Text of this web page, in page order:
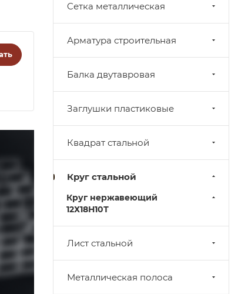
Cетка металлическая
Арматура строительная
Балка двутавровая
Заглушки пластиковые
Квадрат стальной
Круг стальной
Круг нержавеющий
12Х18Н10Т
Лист стальной
Металлическая полоса